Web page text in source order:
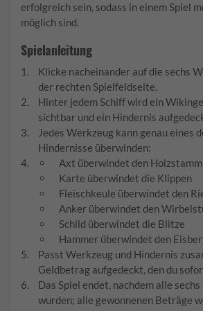
erfolgreich sein, sodass in einem Spiel
möglich sind.
Spielanleitung
Klicke nacheinander auf die sechs
der rechten Spielfeldseite.
Hinter jedem Schiff wird ein
sichtbar und ein Hindernis
Jedes Werkzeug kann genau eines
Hindernisse überwinden:
Axt überwindet den Holzstamm
Karte überwindet die Klippen
Fleischkeule überwindet den
Anker überwindet den
Schild überwindet die Blitze
Hammer überwindet den
Passt Werkzeug und Hindernis
Geldbetrag aufgedeckt, den du
Das Spiel endet, nachdem alle
wurden; alle gewonnenen Beträge